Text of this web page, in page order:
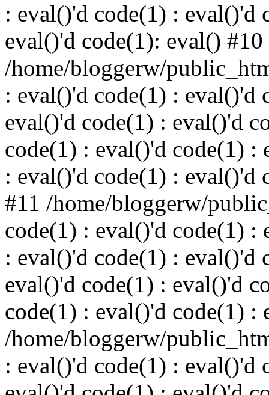
: eval()'d code(1) : eval()'d
eval()'d code(1): eval() #10
/home/bloggerw/
: eval()'d code(1) : eval()'d
eval()'d code(1) : eval()'d
code(1) : eval()'d code(1) :
: eval()'d code(1) : eval()'d
#11 /home/bloggerw/
code(1) : eval()'d code(1) :
: eval()'d code(1) : eval()'d
eval()'d code(1) : eval()'d
code(1) : eval()'d code(1) :
/home/bloggerw/
: eval()'d code(1) : eval()'d